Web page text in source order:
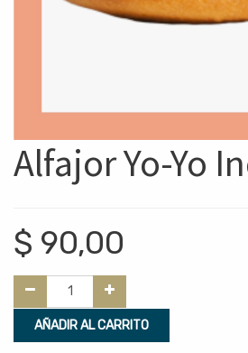
Alfajor Yo-Yo
$ 90,00
AÑADIR AL CARRITO